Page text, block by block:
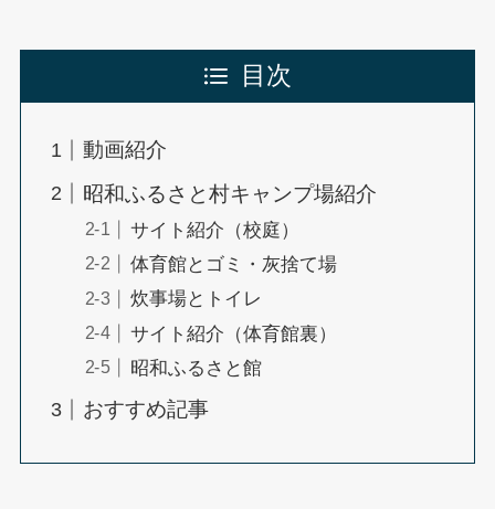
目次
動画紹介
昭和ふるさと村キャンプ場紹介
サイト紹介（校庭）
体育館とゴミ・灰捨て場
炊事場とトイレ
サイト紹介（体育館裏）
昭和ふるさと館
おすすめ記事